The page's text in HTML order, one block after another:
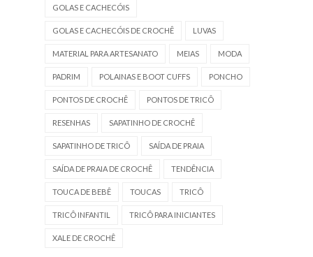
GOLAS E CACHECÓIS
GOLAS E CACHECÓIS DE CROCHÊ LUVAS
MATERIAL PARA ARTESANATO MEIAS MODA
PADRIM POLAINAS E BOOT CUFFS PONCHO
PONTOS DE CROCHÊ PONTOS DE TRICÔ
RESENHAS SAPATINHO DE CROCHÊ
SAPATINHO DE TRICÔ SAÍDA DE PRAIA
SAÍDA DE PRAIA DE CROCHÊ TENDÊNCIA
TOUCA DE BEBÊ TOUCAS TRICÔ
TRICÔ INFANTIL TRICÔ PARA INICIANTES
XALE DE CROCHÊ